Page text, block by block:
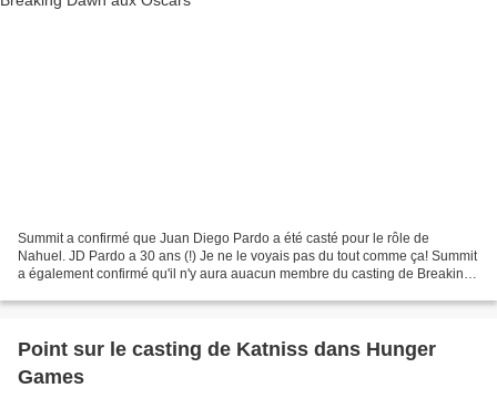
Summit a confirmé que Juan Diego Pardo a été casté pour le rôle de
Nahuel. JD Pardo a 30 ans (!) Je ne le voyais pas du tout comme ça! Summit
a également confirmé qu'il n'y aura auacun membre du casting de Breaking
Point sur le casting de Katniss dans Hunger
Games